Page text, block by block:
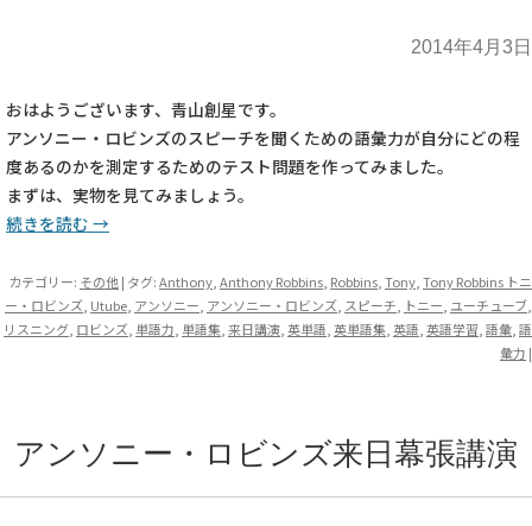
2014年4月3日
おはようございます、青山創星です。
アンソニー・ロビンズのスピーチを聞くための語彙力が自分にどの程
度あるのかを測定するためのテスト問題を作ってみました。
まずは、実物を見てみましょう。
続きを読む →
カテゴリー: その他 | タグ:Anthony Anthony Robbins Robbins Tony Tony Robbins トニ
ー・ロビンズ Utube アンソニー アンソニー・ロビンズ スピーチ トニー ユーチューブ
リスニング ロビンズ 単語力 単語集 来日講演 英単語 英単語集 英語 英語学習 語彙 語
彙力 |
アンソニー・ロビンズ来日幕張講演